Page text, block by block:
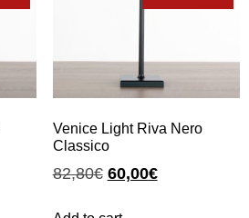
Venice Light Riva Nero
Classico
82,80€ 60,00€